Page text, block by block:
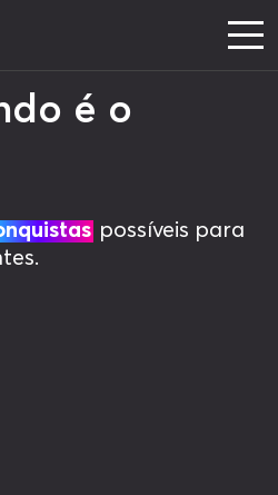
é o
possíveis para